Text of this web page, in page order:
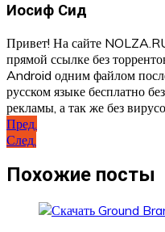
Иосиф Сид
Привет! На сайте
прямой ссылке без
Android одним файлом
русском языке бесплатно
рекламы, а так же без
Навигация
по
записям
Пред.
След.
Похожие посты